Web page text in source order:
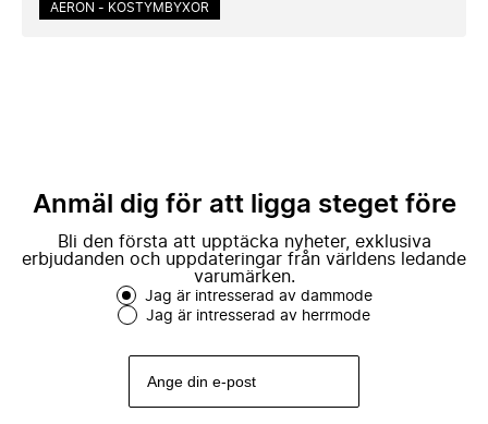
AERON - KOSTYMBYXOR
Anmäl dig för att ligga steget före
Bli den första att upptäcka nyheter, exklusiva
erbjudanden och uppdateringar från världens ledande
varumärken.
Jag är intresserad av dammode
Jag är intresserad av herrmode